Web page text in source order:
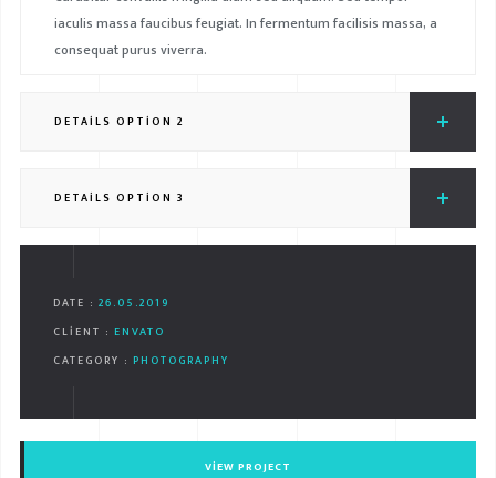
iaculis massa faucibus feugiat. In fermentum facilisis massa, a
consequat purus viverra.
DETAILS OPTION 2
DETAILS OPTION 3
DATE : 26.05.2019
CLIENT : ENVATO
CATEGORY : PHOTOGRAPHY
VIEW PROJECT